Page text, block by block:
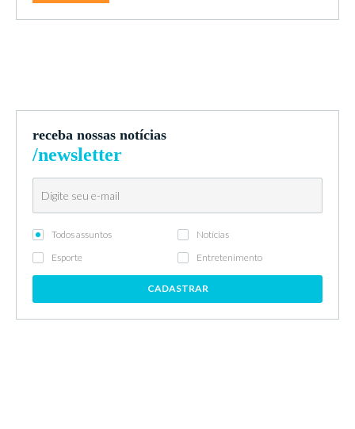
receba nossas notícias
/newsletter
Todos assuntos
Notícias
Esporte
Entretenimento
CADASTRAR